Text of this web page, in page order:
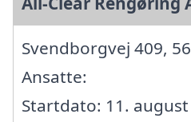
Svendborgvej 409,
Ansatte:
Startdato: 11. august